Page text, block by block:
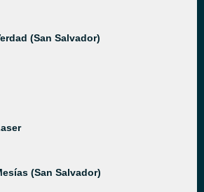
(San Salvador)
(San Salvador)